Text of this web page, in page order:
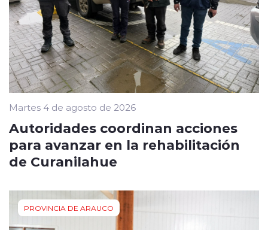
Martes 4 de agosto de 2026
Autoridades coordinan acciones
para avanzar en la rehabilitación
de Curanilahue
PROVINCIA DE ARAUCO